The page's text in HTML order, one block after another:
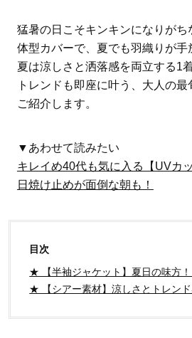
すす
ママとパパに贈る「ジェンダーレ
猛暑の日こそキンキンになりがち
体型カバーで、夏でも羽織りが手
夏は涼しさと洒落感を両立する1
トレンドも即座に叶う、大人の
ご紹介します。
▼あわせて読みたい
キレイめ40代も気に入る【UVカ
日焼け止めが面倒な朝も！
目次
★ 【半袖ジャケット】夏日の味方
★ 【シアー素材】涼しさとトレン